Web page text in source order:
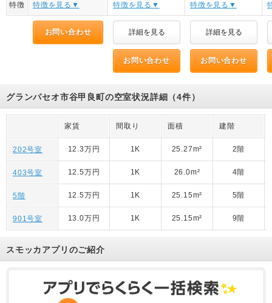
特徴 特徴を見る▼ 特徴を見る▼ 特徴を見る▼
お問い合わせ 詳細を見る 詳細を見る
お問い合わせ お問い合わせ
グランパセオ市谷甲良町の空室状況詳細（4件）
家賃 間取り 面積 建階
202号室 12.3万円 1K 25.27m² 2階
403号室 12.5万円 1K 26.0m² 4階
5階 12.5万円 1K 25.15m² 5階
901号室 13.0万円 1K 25.15m² 9階
スモッカアプリのご紹介